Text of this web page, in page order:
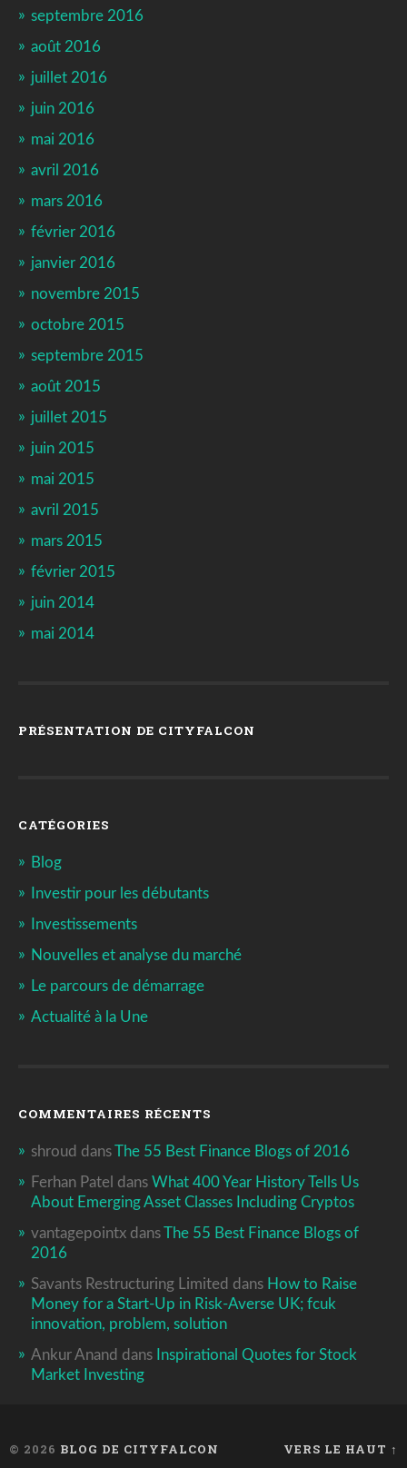
septembre 2016
août 2016
juillet 2016
juin 2016
mai 2016
avril 2016
mars 2016
février 2016
janvier 2016
novembre 2015
octobre 2015
septembre 2015
août 2015
juillet 2015
juin 2015
mai 2015
avril 2015
mars 2015
février 2015
juin 2014
mai 2014
PRÉSENTATION DE CITYFALCON
CATÉGORIES
Blog
Investir pour les débutants
Investissements
Nouvelles et analyse du marché
Le parcours de démarrage
Actualité à la Une
COMMENTAIRES RÉCENTS
shroud dansThe 55 Best Finance Blogs of 2016
Ferhan Patel dans What 400 Year History Tells Us
About Emerging Asset Classes Including Cryptos
vantagepointx dansThe 55 Best Finance Blogs of
2016
Savants Restructuring Limited dans How to Raise
Money for a Start-Up in Risk-Averse UK; fcuk
innovation, problem, solution
Ankur Anand dans Inspirational Quotes for Stock
Market Investing
© 2026 BLOG DE CITYFALCON VERS LE HAUT ↑